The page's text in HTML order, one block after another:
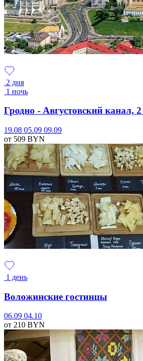
2 дня
1 ночь
Гродно - Августовский канал,
19.08 05.09 09.09
от 509 BYN
1 день
Воложинские гостинцы
06.09 04.10
от 210 BYN